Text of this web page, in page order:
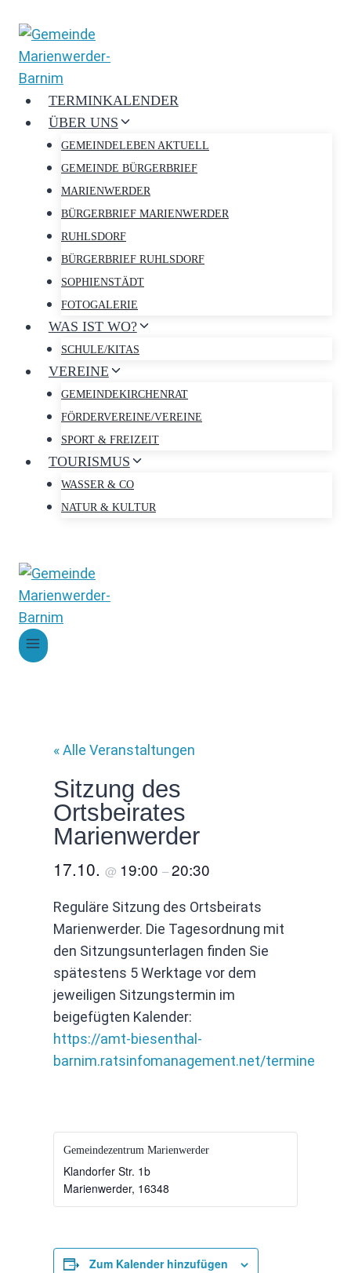
Inhalt
springen
TERMINKALENDER
ÜBER UNS
GEMEINDELEBEN AKTUELL
GEMEINDE BÜRGERBRIEF
MARIENWERDER
BÜRGERBRIEF MARIENWERDER
RUHLSDORF
BÜRGERBRIEF RUHLSDORF
SOPHIENSTÄDT
FOTOGALERIE
WAS IST WO?
SCHULE/KITAS
VEREINE
GEMEINDEKIRCHENRAT
FÖRDERVEREINE/VEREINE
SPORT & FREIZEIT
TOURISMUS
WASSER & CO
NATUR & KULTUR
« Alle Veranstaltungen
Sitzung des
Ortsbeirates
Marienwerder
17.10. @ 19:00 –20:30
Reguläre Sitzung des Ortsbeirats
Marienwerder. Die Tagesordnung mit
den Sitzungsunterlagen finden Sie
spätestens 5 Werktage vor dem
jeweiligen Sitzungstermin im
beigefügten Kalender:
https://amt-biesenthal-
barnim.ratsinfomanagement.net/termine
Gemeindezentrum Marienwerder
Klandorfer Str. 1b
Marienwerder, 16348
Zum Kalender hinzufügen